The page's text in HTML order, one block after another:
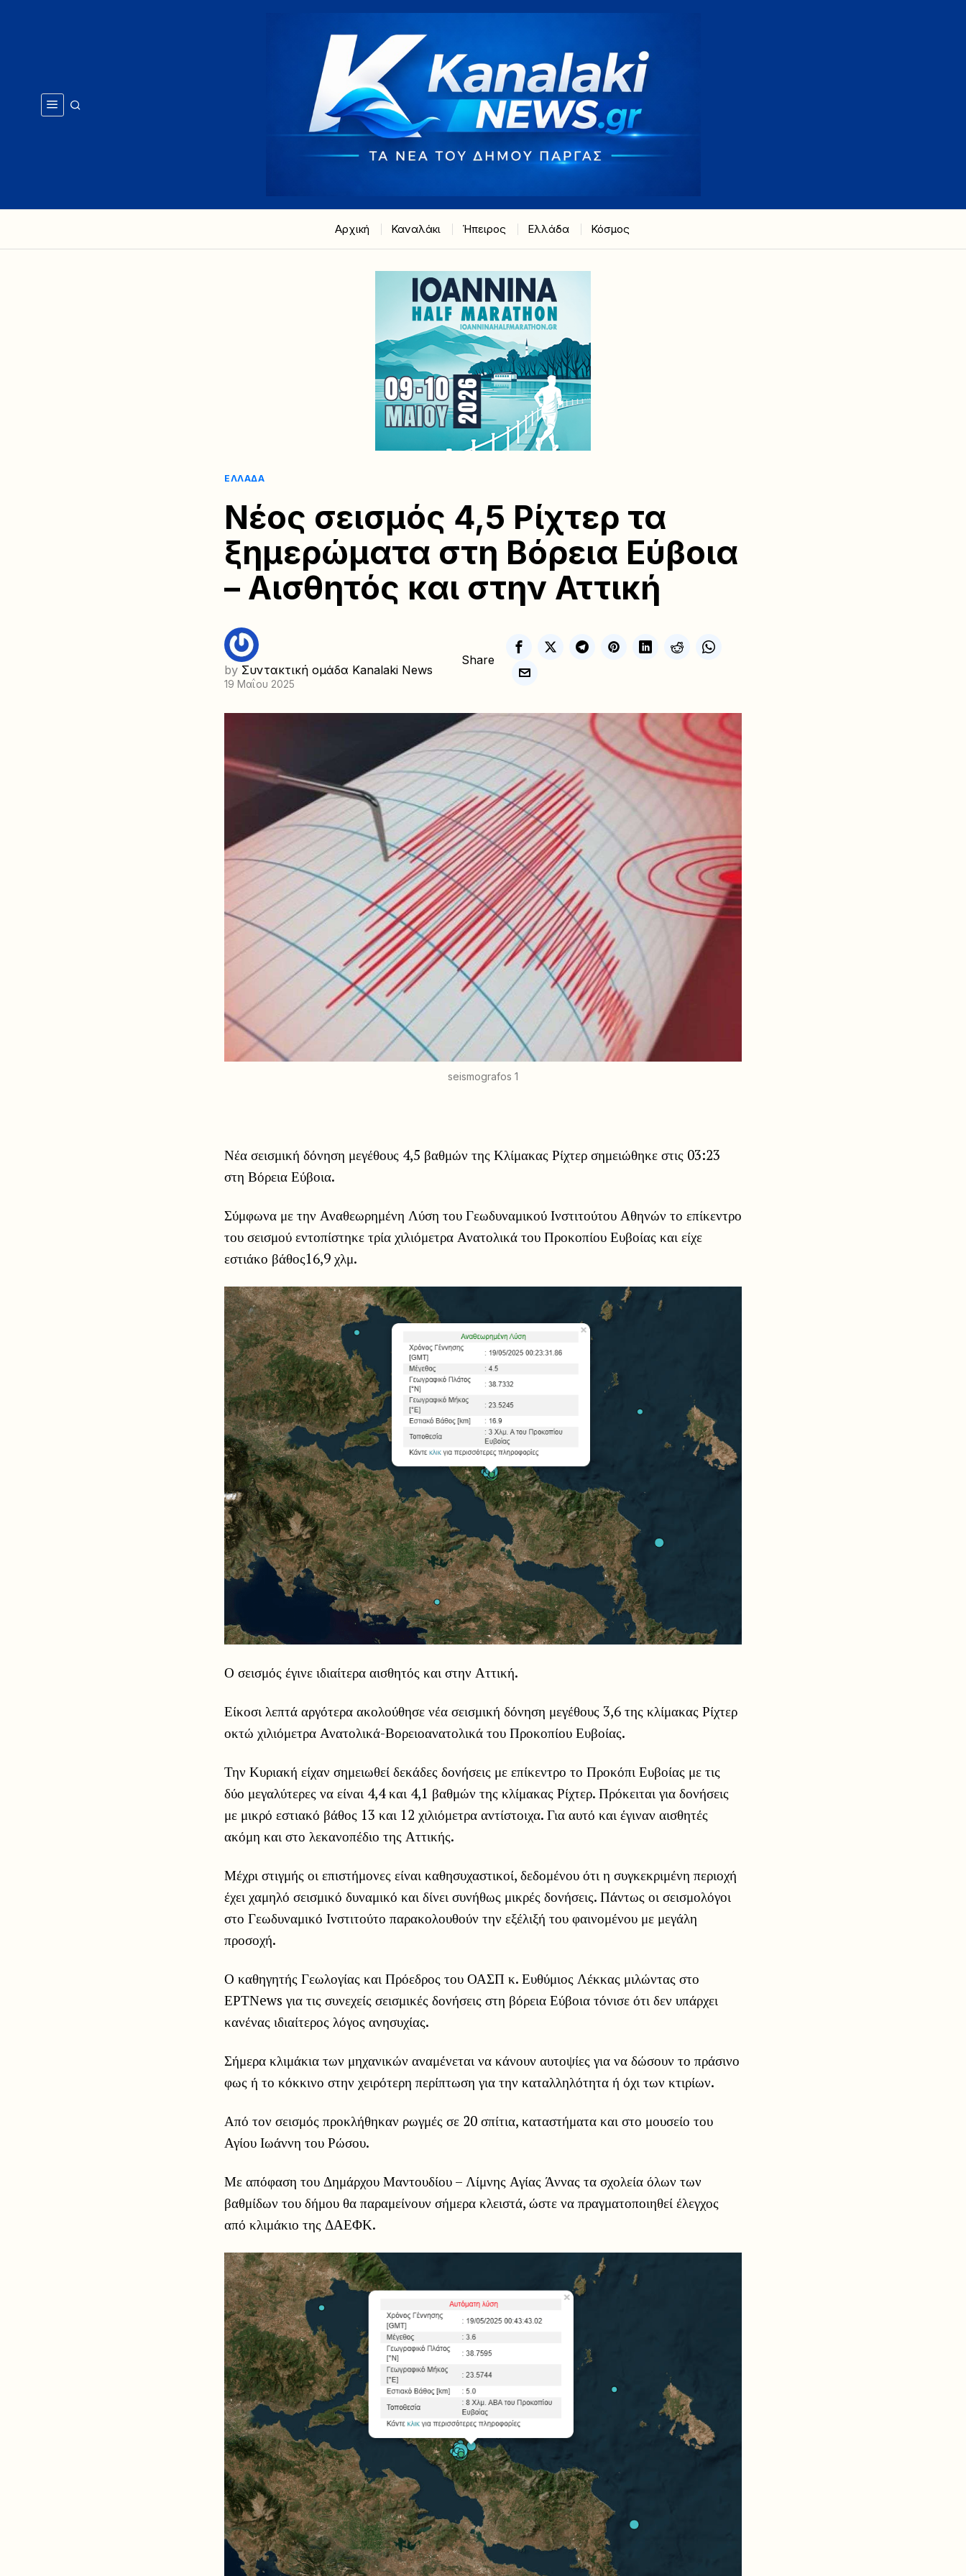
Αρχική Καναλάκι Ήπειρος Ελλάδα Κόσμος
ΕΛΛΆΔΑ
Νέος σεισμός 4,5 Ρίχτερ τα
ξημερώματα στη Βόρεια Εύβοια
– Αισθητός και στην Αττική
by Συντακτική ομάδα Kanalaki News
19 Μαΐου 2025
Share
seismografos 1
Νέα σεισμική δόνηση μεγέθους 4,5 βαθμών της Κλίμακας Ρίχτερ σημειώθηκε στις 03:23
στη Βόρεια Εύβοια.
Σύμφωνα με την Αναθεωρημένη Λύση του Γεωδυναμικού Ινστιτούτου Αθηνών το επίκεντρο
του σεισμού εντοπίστηκε τρία χιλιόμετρα Ανατολικά του Προκοπίου Ευβοίας και είχε
εστιάκο βάθος16,9 χλμ.
Ο σεισμός έγινε ιδιαίτερα αισθητός και στην Αττική.
Είκοσι λεπτά αργότερα ακολούθησε νέα σεισμική δόνηση μεγέθους 3,6 της κλίμακας Ρίχτερ
οκτώ χιλιόμετρα Ανατολικά-Βορειοανατολικά του Προκοπίου Ευβοίας.
Την Κυριακή είχαν σημειωθεί δεκάδες δονήσεις με επίκεντρο το Προκόπι Ευβοίας με τις
δύο μεγαλύτερες να είναι 4,4 και 4,1 βαθμών της κλίμακας Ρίχτερ. Πρόκειται για δονήσεις
με μικρό εστιακό βάθος 13 και 12 χιλιόμετρα αντίστοιχα. Για αυτό και έγιναν αισθητές
ακόμη και στο λεκανοπέδιο της Αττικής.
Μέχρι στιγμής οι επιστήμονες είναι καθησυχαστικοί, δεδομένου ότι η συγκεκριμένη περιοχή
έχει χαμηλό σεισμικό δυναμικό και δίνει συνήθως μικρές δονήσεις. Πάντως οι σεισμολόγοι
στο Γεωδυναμικό Ινστιτούτο παρακολουθούν την εξέλιξή του φαινομένου με μεγάλη
προσοχή.
Ο καθηγητής Γεωλογίας και Πρόεδρος του ΟΑΣΠ κ. Ευθύμιος Λέκκας μιλώντας στο
ΕΡΤΝews για τις συνεχείς σεισμικές δονήσεις στη βόρεια Εύβοια τόνισε ότι δεν υπάρχει
κανένας ιδιαίτερος λόγος ανησυχίας.
Σήμερα κλιμάκια των μηχανικών αναμένεται να κάνουν αυτοψίες για να δώσουν το πράσινο
φως ή το κόκκινο στην χειρότερη περίπτωση για την καταλληλότητα ή όχι των κτιρίων.
Από τον σεισμός προκλήθηκαν ρωγμές σε 20 σπίτια, καταστήματα και στο μουσείο του
Αγίου Ιωάννη του Ρώσου.
Με απόφαση του Δημάρχου Μαντουδίου – Λίμνης Αγίας Άννας τα σχολεία όλων των
βαθμίδων του δήμου θα παραμείνουν σήμερα κλειστά, ώστε να πραγματοποιηθεί έλεγχος
από κλιμάκιο της ΔΑΕΦΚ.